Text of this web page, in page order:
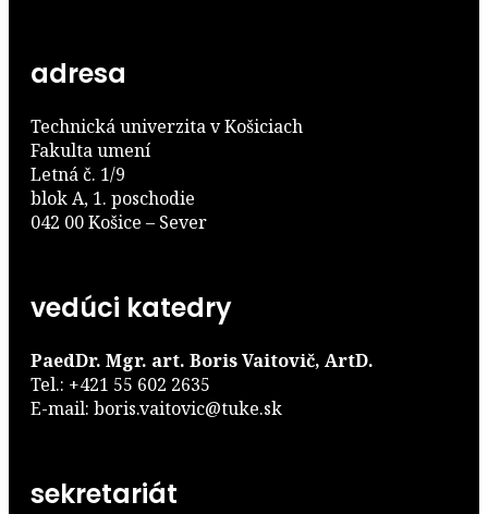
adresa
Technická univerzita v Košiciach
Fakulta umení
Letná č. 1/9
blok A, 1. poschodie
042 00 Košice – Sever
vedúci katedry
PaedDr. Mgr. art. Boris Vaitovič, ArtD.
Tel.: +421 55 602 2635
E-mail: boris.vaitovic@tuke.sk
sekretariát